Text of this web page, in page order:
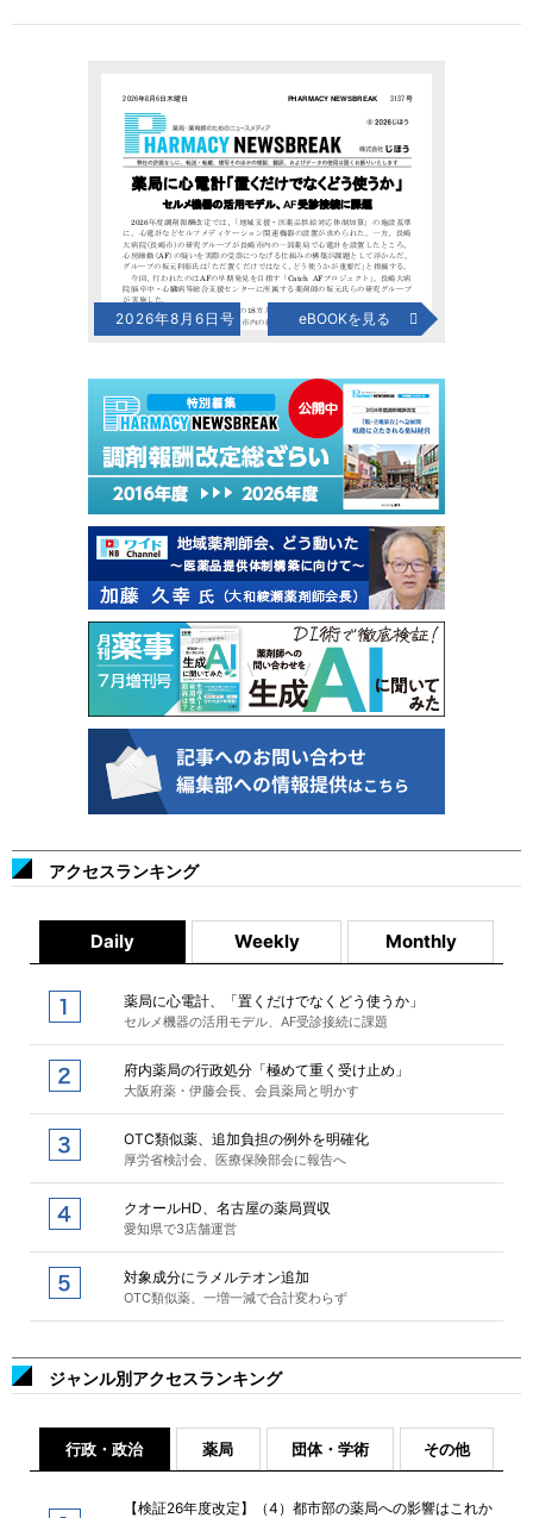
2026年8月6日号 eBOOKを見る
アクセスランキング
Daily Weekly Monthly
薬局に心電計、「置くだけでなくどう使うか」
セルメ機器の活用モデル、AF受診接続に課題
府内薬局の行政処分「極めて重く受け止め」
大阪府薬・伊藤会長、会員薬局と明かす
OTC類似薬、追加負担の例外を明確化
厚労省検討会、医療保険部会に報告へ
クオールHD、名古屋の薬局買収
愛知県で3店舗運営
対象成分にラメルテオン追加
OTC類似薬、一増一減で合計変わらず
ジャンル別アクセスランキング
行政・政治 薬局 団体・学術 その他
【検証26年度改定】（4）都市部の薬局への影響はこれか